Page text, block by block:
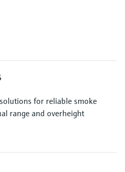
for reliable smoke
range and overheight